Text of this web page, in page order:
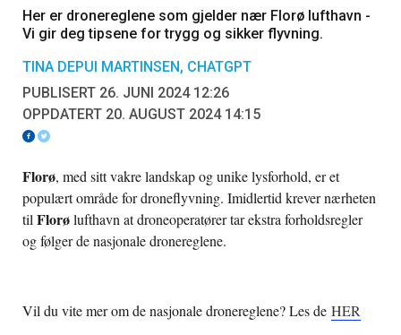
Her er dronereglene som gjelder nær Florø lufthavn -
Vi gir deg tipsene for trygg og sikker flyvning.
TINA DEPUI MARTINSEN, CHATGPT
PUBLISERT 26. JUNI 2024 12:26
OPPDATERT 20. AUGUST 2024 14:15
Florø, med sitt vakre landskap og unike lysforhold, er et
populært område for droneflyvning. Imidlertid krever nærheten
til Florølufthavn at droneoperatører tar ekstra forholdsregler
og følger de nasjonale dronereglene.
Vil du vite mer om de nasjonale dronereglene? Les de HER